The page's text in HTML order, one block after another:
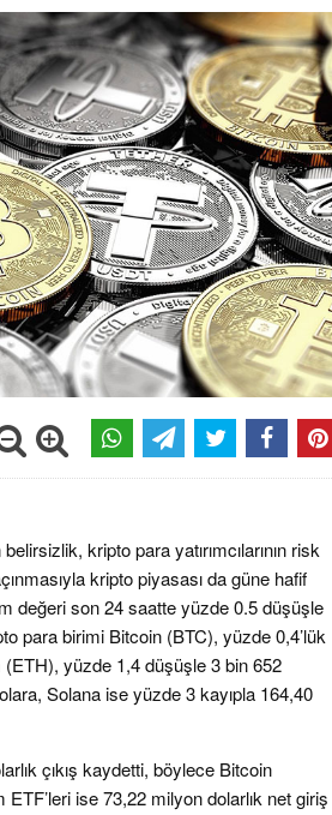
kripto para yatırımcılarının risk
kripto piyasası da güne hafif
değeri son 24 saatte yüzde 0.5 düşüşle
para birimi Bitcoin (BTC), yüzde 0,4’lük
yüzde 1,4 düşüşle 3 bin 652
Solana ise yüzde 3 kayıpla 164,40
çıkış kaydetti, böylece Bitcoin
ETF’leri ise 73,22 milyon dolarlık net giriş